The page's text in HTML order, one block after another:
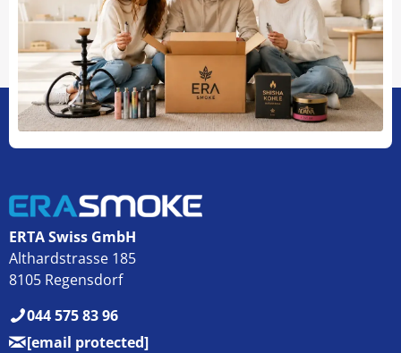
ERTA Swiss GmbH
Althardstrasse 185
8105 Regensdorf
044 575 83 96
[email protected]